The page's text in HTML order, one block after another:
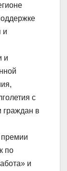
и
и
с
граждан в
по
и